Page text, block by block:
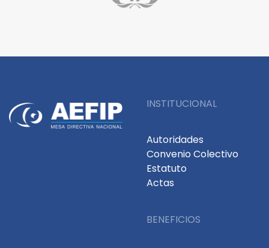
INSTITUCIONAL
Autoridades
Convenio Colectivo
Estatuto
Actas
BENEFICIOS